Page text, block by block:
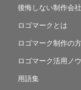
後悔しない制作会
ロゴマークとは
ロゴマーク制作の
ロゴマーク活用ノ
用語集